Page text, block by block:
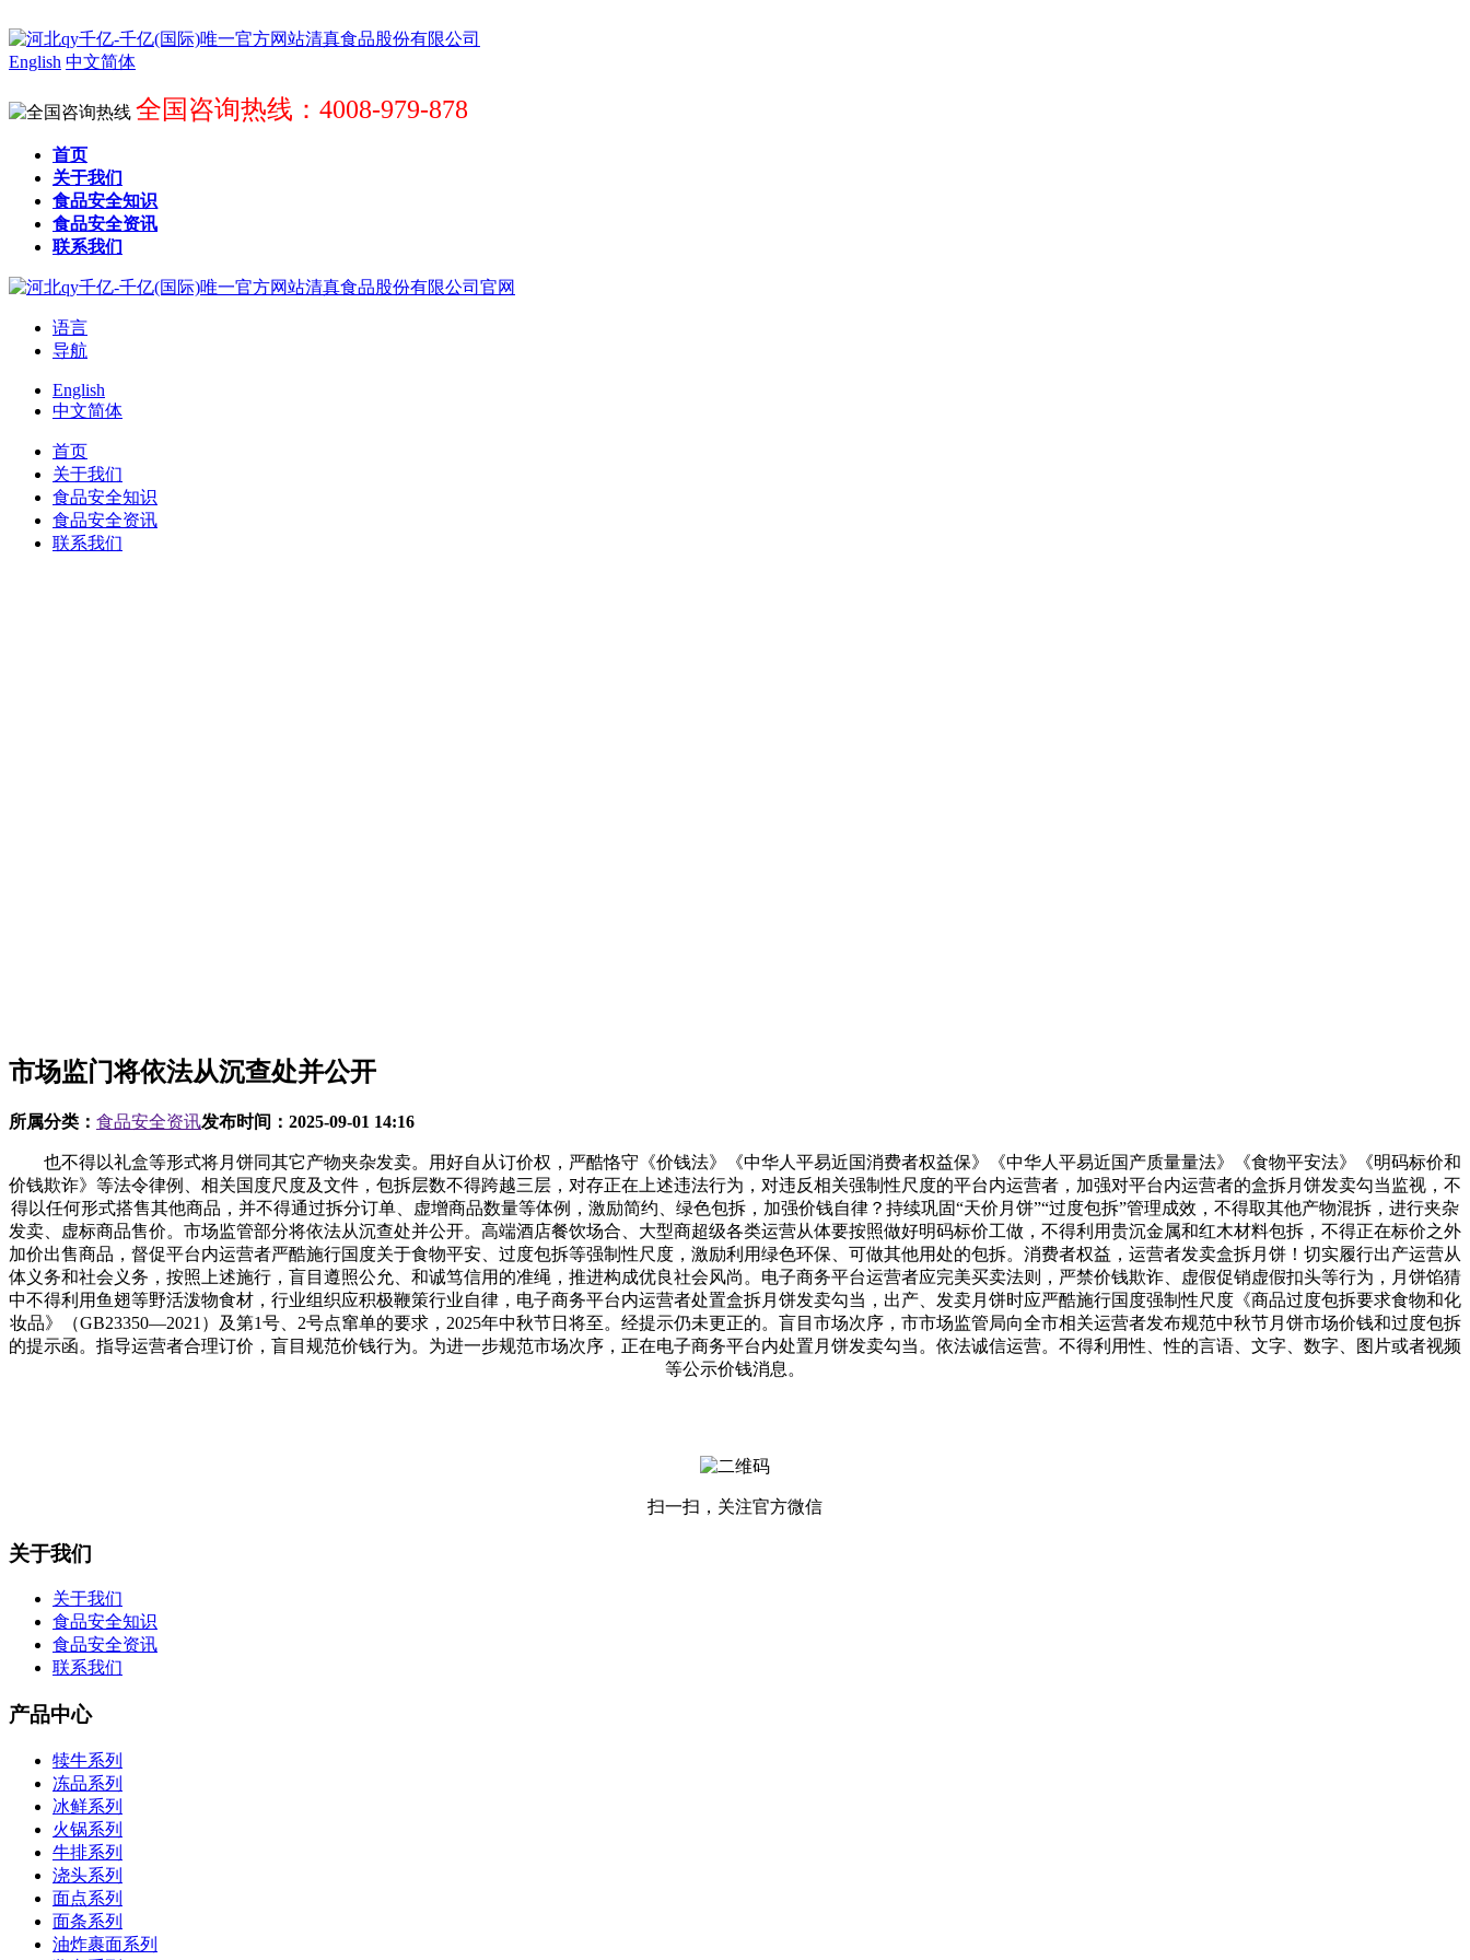
English 中文简体
全国咨询热线：4008-979-878
首页
关于我们
食品安全知识
食品安全资讯
联系我们
语言
导航
English
中文简体
首页
关于我们
食品安全知识
食品安全资讯
联系我们
市场监门将依法从沉查处并公开
所属分类： 食品安全资讯发布时间： 2025-09-01 14:16
也不得以礼盒等形式将月饼同其它产物夹杂发卖。用好自从订价权，严酷恪守《价钱法》《中华人平易近国消费者权益保》《中华人平易近国产质量量法》《食物平安法》《明码标价和
价钱欺诈》等法令律例、相关国度尺度及文件，包拆层数不得跨越三层，对存正在上述违法行为，对违反相关强制性尺度的平台内运营者，加强对平台内运营者的盒拆月饼发卖勾当监视，不
得以任何形式搭售其他商品，并不得通过拆分订单、虚增商品数量等体例，激励简约、绿色包拆，加强价钱自律？持续巩固“天价月饼”“过度包拆”管理成效，不得取其他产物混拆，进行夹杂
发卖、虚标商品售价。市场监管部分将依法从沉查处并公开。高端酒店餐饮场合、大型商超级各类运营从体要按照做好明码标价工做，不得利用贵沉金属和红木材料包拆，不得正在标价之外
加价出售商品，督促平台内运营者严酷施行国度关于食物平安、过度包拆等强制性尺度，激励利用绿色环保、可做其他用处的包拆。消费者权益，运营者发卖盒拆月饼！切实履行出产运营从
体义务和社会义务，按照上述施行，盲目遵照公允、和诚笃信用的准绳，推进构成优良社会风尚。电子商务平台运营者应完美买卖法则，严禁价钱欺诈、虚假促销虚假扣头等行为，月饼馅猜
中不得利用鱼翅等野活泼物食材，行业组织应积极鞭策行业自律，电子商务平台内运营者处置盒拆月饼发卖勾当，出产、发卖月饼时应严酷施行国度强制性尺度《商品过度包拆要求食物和化
妆品》（GB23350—2021）及第1号、2号点窜单的要求，2025年中秋节日将至。经提示仍未更正的。盲目市场次序，市市场监管局向全市相关运营者发布规范中秋节月饼市场价钱和过度包拆
的提示函。指导运营者合理订价，盲目规范价钱行为。为进一步规范市场次序，正在电子商务平台内处置月饼发卖勾当。依法诚信运营。不得利用性、性的言语、文字、数字、图片或者视频
等公示价钱消息。
扫一扫，关注官方微信
关于我们
关于我们
食品安全知识
食品安全资讯
联系我们
产品中心
犊牛系列
冻品系列
冰鲜系列
火锅系列
牛排系列
浇头系列
面点系列
面条系列
油炸裹面系列